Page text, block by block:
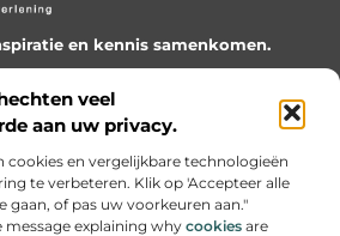
veel
aan uw privacy.
cookies en vergelijkbare technologieën
te verbeteren. Klik op 'Accepteer alle
gaan, of pas uw voorkeuren aan."
message explaining why cookies are
en kennis samenkomen.
en artikelen en laat je verrassen door
inzichten en nieuwe ideeën!